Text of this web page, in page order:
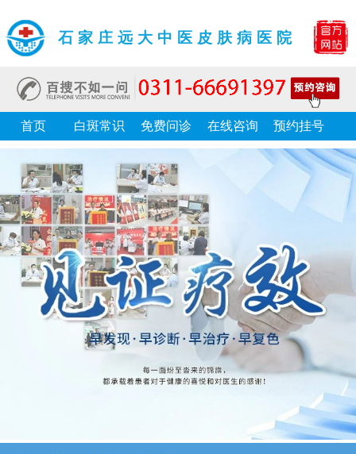
石家庄远大中医皮肤病医院
首页 白斑常识 免费问诊 在线咨询 预约挂号